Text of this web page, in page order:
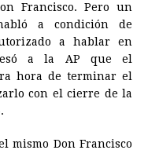
Francisco. Pero un
a condición de
a hablar en
a la AP que el
hora de terminar el
con el cierre de la
mismo Don Francisco